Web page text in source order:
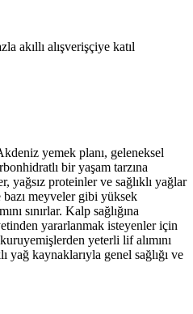
akıllı alışverişçiye katıl
yemek planı, geleneksel
bir yaşam tarzına
yağsız proteinler ve sağlıklı yağlar
bazı meyveler gibi yüksek
sınırlar. Kalp sağlığına
yararlanmak isteyenler için
yeterli lif alımını
yağ kaynaklarıyla genel sağlığı ve